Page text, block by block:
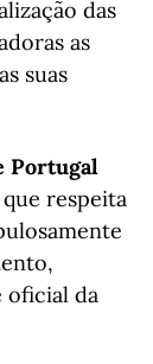
das
as
suas
Portugal
respeita
oficial da